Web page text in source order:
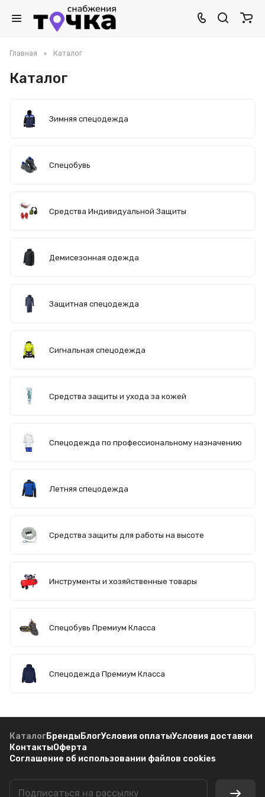
Главная Каталог
Каталог
Зимняя спецодежда
Спецобувь
Средства Индивидуальной Защиты
Демисезонная одежда
Защитная спецодежда
Сигнальная спецодежда
Средства защиты и ухода за кожей
Спецодежда по профессиональному назначению
Летняя спецодежда
Средства защиты для работы на высоте
Инструменты и хозяйственные товары
Спецобувь Премиум Класса
Спецодежда Премиум Класса
КаталогБрендыБлогУсловия оплатыУсловия доставки
КонтактыОферта
Соглашение об использовании файлов cookies